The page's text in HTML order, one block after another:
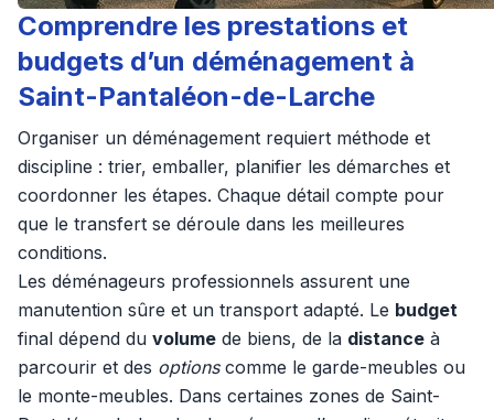
Comprendre les prestations et
budgets d’un déménagement à
Saint-Pantaléon-de-Larche
Organiser un déménagement requiert méthode et
discipline : trier, emballer, planifier les démarches et
coordonner les étapes. Chaque détail compte pour
que le transfert se déroule dans les meilleures
conditions.
Les déménageurs professionnels assurent une
manutention sûre et un transport adapté. Le budget
final dépend du volume de biens, de la distance à
parcourir et des optionscomme le garde-meubles ou
le monte-meubles. Dans certaines zones de Saint-